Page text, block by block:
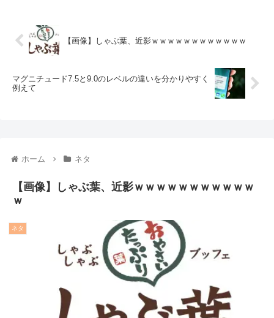
【画像】しゃぶ葉、近影ｗｗｗｗｗｗｗｗｗｗｗｗ
マグニチュード7.5と9.0のレベルの違いを分かりやすく
例えて
ホーム ネタ
【画像】しゃぶ葉、近影ｗｗｗｗｗｗｗｗｗｗｗ
ｗ
ネタ